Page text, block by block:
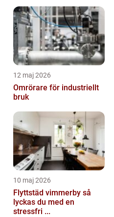
12 maj 2026
Omrörare för industriellt
bruk
10 maj 2026
Flyttstäd vimmerby så
lyckas du med en
stressfri ...